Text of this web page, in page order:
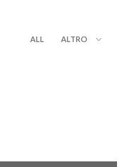
ALL ALTRO